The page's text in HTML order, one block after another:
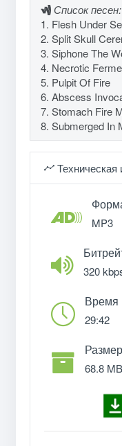
Список песен:
1. Flesh Under
2. Split Skull
3. Siphone The
4. Necrotic
5. Pulpit Of Fire
6. Abscess
7. Stomach Fire
8. Submerged In
Техническая
MP3
320
Время
29:42
Размер
68.8 MB